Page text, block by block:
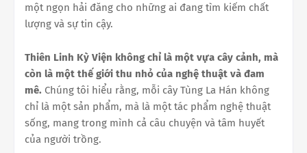
một ngọn hải đăng cho những ai đang tìm kiếm chất
lượng và sự tin cậy.
Thiên Linh Kỳ Viện không chỉ là một vựa cây cảnh, mà
còn là một thế giới thu nhỏ của nghệ thuật và đam
mê. Chúng tôi hiểu rằng, mỗi cây Tùng La Hán không
chỉ là một sản phẩm, mà là một tác phẩm nghệ thuật
sống, mang trong mình cả câu chuyện và tâm huyết
của người trồng.